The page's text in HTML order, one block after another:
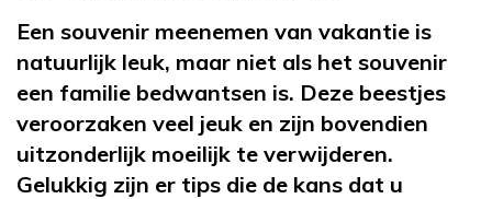
Een souvenir meenemen van vakantie is
natuurlijk leuk, maar niet als het souvenir
een familie bedwantsen is. Deze beestjes
veroorzaken veel jeuk en zijn bovendien
uitzonderlijk moeilijk te verwijderen.
Gelukkig zijn er tips die de kans dat u